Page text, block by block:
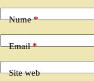
Nume*
Email*
Site web